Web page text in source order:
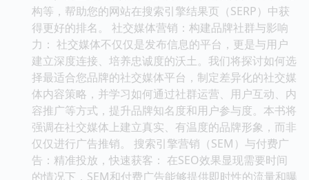
构等，帮助您的网站在搜索引擎结果页（SERP）中获
得更好的排名。 社交媒体营销：构建品牌社群与影响
力： 社交媒体不仅仅是发布信息的平台，更是与用户
建立深度连接、培养忠诚度的沃土。我们将探讨如何选
择最适合您品牌的社交媒体平台，制定差异化的社交媒
体内容策略，并学习如何通过社群运营、用户互动、内
容推广等方式，提升品牌知名度和用户参与度。本书将
强调在社交媒体上建立真实、有温度的品牌形象，而非
仅仅进行广告推销。 搜索引擎营销（SEM）与付费广
告：精准投放，快速获客： 在SEO效果显现需要时间
的情况下，SEM和付费广告能够提供即时性的流量和曝